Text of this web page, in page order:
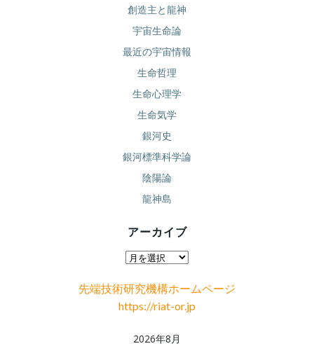
創造主と龍神
宇宙生命論
最近の宇宙情報
生命哲理
生命心理学
生命気学
銀河史
銀河標準科学論
陰陽論
龍神島
アーカイブ
ア
カ
イ
先端技術研究機構ホームページ
https://riat-or.jp
2026年8月